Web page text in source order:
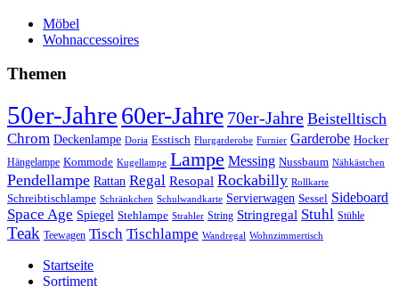
Möbel
Wohnaccessoires
Themen
50er-Jahre60er-Jahre 70er-Jahre Beistelltisch
Chrom Deckenlampe Doria Esstisch Flurgarderobe Furnier Garderobe Hocker
Hängelampe Kommode Kugellampe Lampe Messing Nussbaum Nähkästchen
Pendellampe Rattan Regal Resopal Rockabilly Rollkarte
Schreibtischlampe Schränkchen Schulwandkarte Servierwagen Sessel Sideboard
Space Age Spiegel Stehlampe Strahler String Stringregal Stuhl Stühle
Teak Teewagen Tisch Tischlampe Wandregal Wohnzimmertisch
Startseite
Sortiment